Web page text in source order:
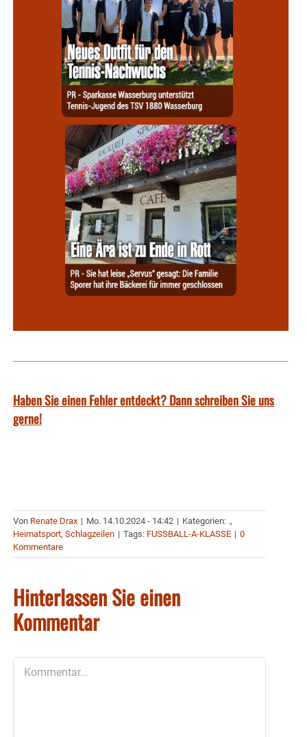
Haben Sie einen Fehler entdeckt? Dann schreiben Sie uns
gerne!
Von Renate Drax | Mo. 14.10.2024 - 14:42 | Kategorien: .,
Heimatsport, Schlagzeilen | Tags: FUSSBALL-A-KLASSE | 0
Kommentare
Hinterlassen Sie einen
Kommentar